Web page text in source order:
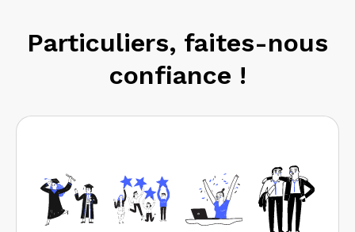
Particuliers, faites-nous
confiance !